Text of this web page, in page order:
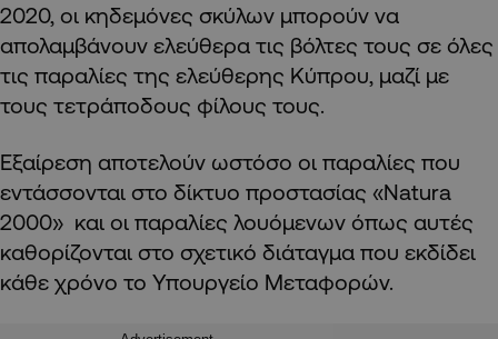
2020, οι κηδεμόνες σκύλων μπορούν να
απολαμβάνουν ελεύθερα τις βόλτες τους σε όλες
τις παραλίες της ελεύθερης Κύπρου, μαζί με
τους τετράποδους φίλους τους.
Εξαίρεση αποτελούν ωστόσο οι παραλίες που
εντάσσονται στο δίκτυο προστασίας «Natura
2000» και οι παραλίες λουόμενων όπως αυτές
καθορίζονται στο σχετικό διάταγμα που εκδίδει
κάθε χρόνο το Υπουργείο Μεταφορών.